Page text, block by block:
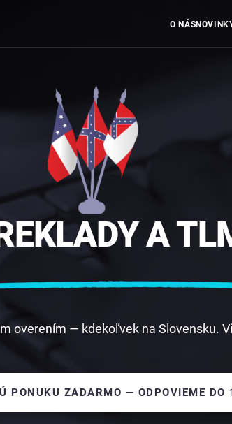
O NÁS
A
overením — kdekoľvek na Slovensku.
PONUKU ZADARMO — ODPOVIEME DO